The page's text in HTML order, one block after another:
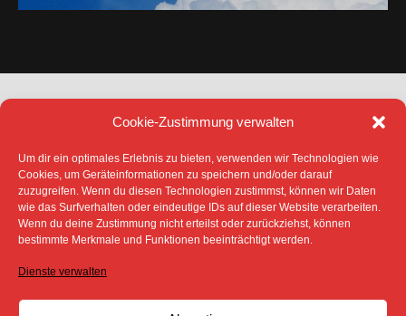
Cookie-Zustimmung verwalten
Um dir ein optimales Erlebnis zu bieten, verwenden wir Technologien wie
Cookies, um Geräteinformationen zu speichern und/oder darauf
zuzugreifen. Wenn du diesen Technologien zustimmst, können wir Daten
wie das Surfverhalten oder eindeutige IDs auf dieser Website verarbeiten.
Wenn du deine Zustimmung nicht erteilst oder zurückziehst, können
bestimmte Merkmale und Funktionen beeinträchtigt werden.
Dienste verwalten
IMPRESSUM
COOKIE-RICHTLINIE (EU)
SÄMTLICHE TEXTE, BILDER UND ANDERE
SOFERN NICHT ANDERS GEKENNZEICHNET- DEM
COPYRIGHT DES SPREEBOTE ONLINE ODER WERDEN